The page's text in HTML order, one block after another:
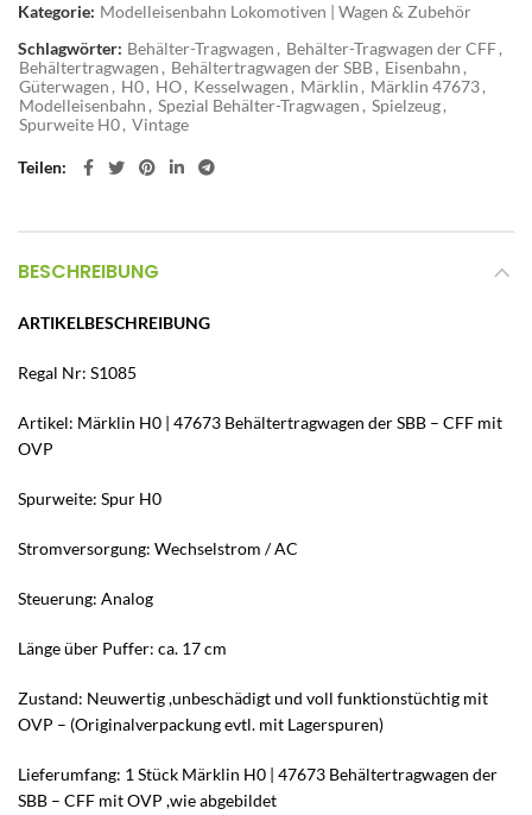
Kategorie: Modelleisenbahn Lokomotiven | Wagen & Zubehör
Schlagwörter: Behälter-Tragwagen , Behälter-Tragwagen der CFF,
Behältertragwagen , Behältertragwagen der SBB, Eisenbahn ,
Güterwagen , H0, HO, Kesselwagen , Märklin , Märklin 47673,
Modelleisenbahn , Spezial Behälter-Tragwagen , Spielzeug,
Spurweite H0, Vintage
Teilen
BESCHREIBUNG
ARTIKELBESCHREIBUNG
Regal Nr: S1085
Artikel: Märklin H0 | 47673 Behältertragwagen der SBB – CFF mit
OVP
Spurweite: Spur H0
Stromversorgung: Wechselstrom / AC
Steuerung: Analog
Länge über Puffer: ca. 17 cm
Zustand: Neuwertig ,unbeschädigt und voll funktionstüchtig mit
OVP – (Originalverpackung evtl. mit Lagerspuren)
Lieferumfang: 1 Stück Märklin H0 | 47673 Behältertragwagen der
SBB – CFF mit OVP ,wie abgebildet